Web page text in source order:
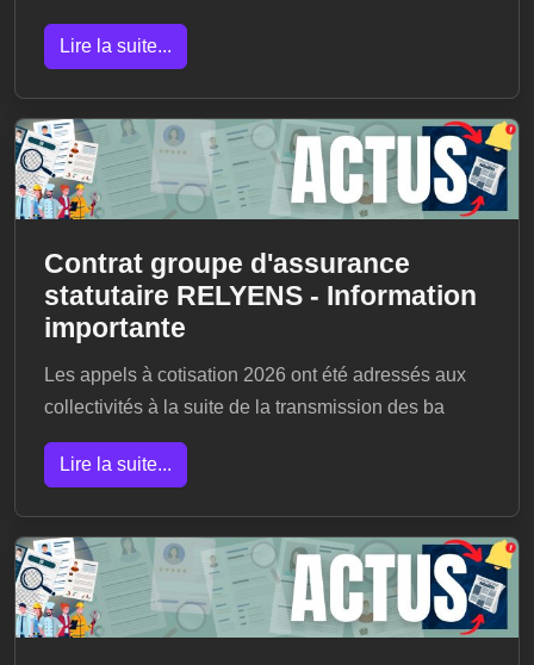
Lire la suite...
Contrat groupe d'assurance
statutaire RELYENS - Information
importante
Les appels à cotisation 2026 ont été adressés aux
collectivités à la suite de la transmission des ba
Lire la suite...